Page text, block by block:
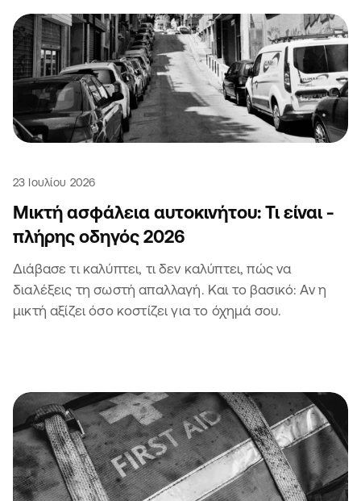
23 Ιουλίου 2026
Μικτή ασφάλεια αυτοκινήτου: Τι είναι -
πλήρης οδηγός 2026
Διάβασε τι καλύπτει, τι δεν καλύπτει, πώς να
διαλέξεις τη σωστή απαλλαγή. Και το βασικό: Αν η
μικτή αξίζει όσο κοστίζει για το όχημά σου.